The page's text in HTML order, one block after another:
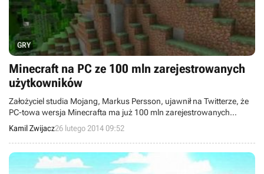
GRY
Minecraft na PC ze 100 mln zarejestrowanych
użytkowników
Założyciel studia Mojang, Markus Persson, ujawnił na Twitterze, że
PC-towa wersja Minecrafta ma już 100 mln zarejestrowanych
użytkowników (zapisując się na oficjalnej stronie, można pobawić
się demem produkcji), przy czym na pełną wersję gry skusiło się
ponad 14,3 mln graczy. Łączna sprzedaż wszystkich edycji
przekroczyła już 35 mln - jednak są to bardzo nieaktualne dane,
gdyż po raz ostatni o popularności wersji mobilnej informowano w
Kamil Zwijacz26 lutego 2014 09:52